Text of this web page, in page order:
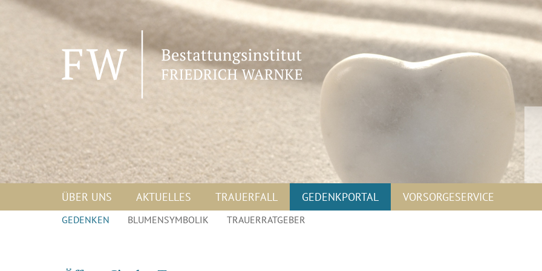
Navigation
überspringen
ÜBER UNS AKTUELLES TRAUERFALL GEDENKPORTAL VORSORGESERVICE
Navigation
GEDENKEN BLUMENSYMBOLIK TRAUERRATGEBER